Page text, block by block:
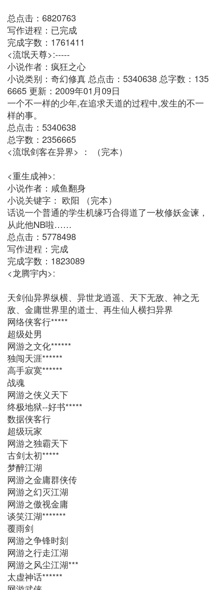
总点击：6820763
写作进程：已完成
完成字数：1761411
<流氓天尊>:-----
小说作者：疯狂之心
小说类别：奇幻修真 总点击：5340638 总字数：135
6665 更新：2009年01月09日
一个不一样的少年,在追求天道的过程中,发生的不一
样的事。
总点击：5340638
总字数：2356665
<流氓剑客在异界> ： （完本）
<重生成神>:
小说作者：咸鱼翻身
小说关键字： 欧阳 （完本）
话说一个普通的学生机缘巧合得道了一枚修妖金谏，
从此他NB啦……
总点击：5778498
写作进程：完成
完成字数：1823089
<龙腾宇内>:
天剑仙异界纵横、异世龙逍遥、天下无敌、神之无
敌、金庸世界里的道士、再生仙人横扫异界
网络侠客行*****
超级处男
网游之文化******
独闯天涯******
高手寂寞******
战魂
网游之侠义天下
终极地狱--好书*****
数据侠客行
超级玩家
网游之独霸天下
古剑太初*****
梦醉江湖
网游之金庸群侠传
网游之幻灭江湖
网游之傲视金庸
谈笑江湖*******
覆雨剑
网游之争锋时刻
网游之行走江湖
网游之风尘江湖***
太虚神话******